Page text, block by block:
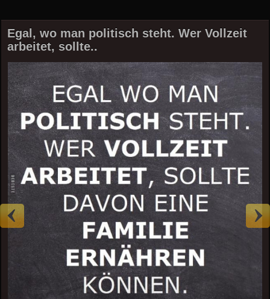
Egal, wo man politisch steht. Wer Vollzeit
arbeitet, sollte..